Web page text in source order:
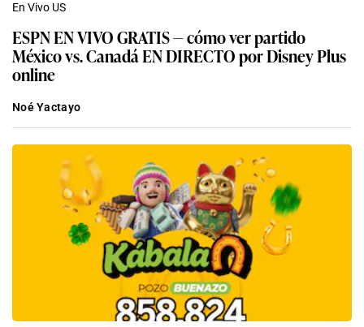
En Vivo US
ESPN EN VIVO GRATIS — cómo ver partido
México vs. Canadá EN DIRECTO por Disney Plus
online
Noé Yactayo